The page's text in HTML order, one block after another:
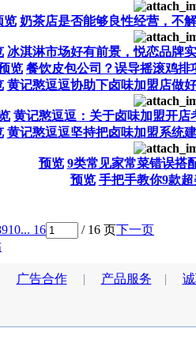
览 奶茶店是否能够良性经营，不
冰淇淋市场好有前景，悦恋品牌
览 餐饮皮包公司？误导摇滚鸡排
黄记憨逗逗协助下卤味加盟店做
黄记憨逗逗：关于卤味加盟开店
黄记憨逗逗坚持把卤味加盟系统
预览 9类常见家常菜错误搭
预览 手把手教你9款
910... 16 / 16 页下一页
广告合作| 产品服务 |